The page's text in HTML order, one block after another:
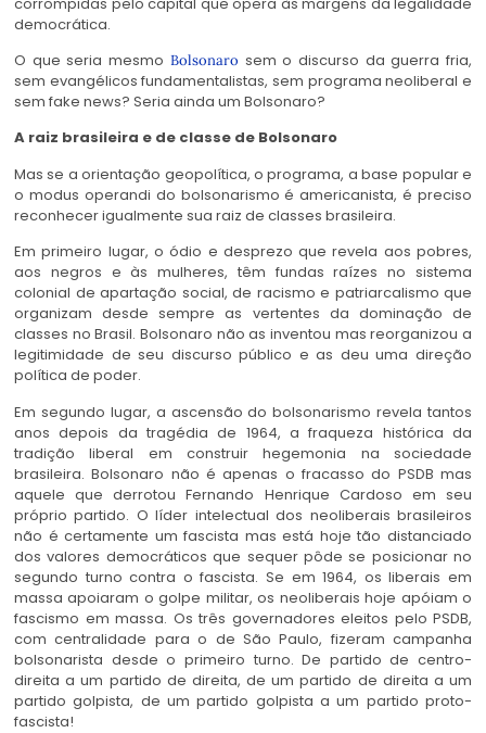
democrática.
O que seria mesmo Bolsonaro sem o discurso da guerra fria,
sem evangélicos fundamentalistas, sem programa neoliberal e
sem fake news? Seria ainda um Bolsonaro?
A raiz brasileira e de classe de Bolsonaro
Mas se a orientação geopolítica, o programa, a base popular e
o modus operandi do bolsonarismo é americanista, é preciso
reconhecer igualmente sua raiz de classes brasileira.
Em primeiro lugar, o ódio e desprezo que revela aos pobres,
aos negros e às mulheres, têm fundas raízes no sistema
colonial de apartação social, de racismo e patriarcalismo que
organizam desde sempre as vertentes da dominação de
classes no Brasil. Bolsonaro não as inventou mas reorganizou a
legitimidade de seu discurso público e as deu uma direção
política de poder.
Em segundo lugar, a ascensão do bolsonarismo revela tantos
anos depois da tragédia de 1964, a fraqueza histórica da
tradição liberal em construir hegemonia na sociedade
brasileira. Bolsonaro não é apenas o fracasso do PSDB mas
aquele que derrotou Fernando Henrique Cardoso em seu
próprio partido. O líder intelectual dos neoliberais brasileiros
não é certamente um fascista mas está hoje tão distanciado
dos valores democráticos que sequer pôde se posicionar no
segundo turno contra o fascista. Se em 1964, os liberais em
massa apoiaram o golpe militar, os neoliberais hoje apóiam o
fascismo em massa. Os três governadores eleitos pelo PSDB,
com centralidade para o de São Paulo, fizeram campanha
bolsonarista desde o primeiro turno. De partido de centro-
direita a um partido de direita, de um partido de direita a um
partido golpista, de um partido golpista a um partido proto-
fascista!